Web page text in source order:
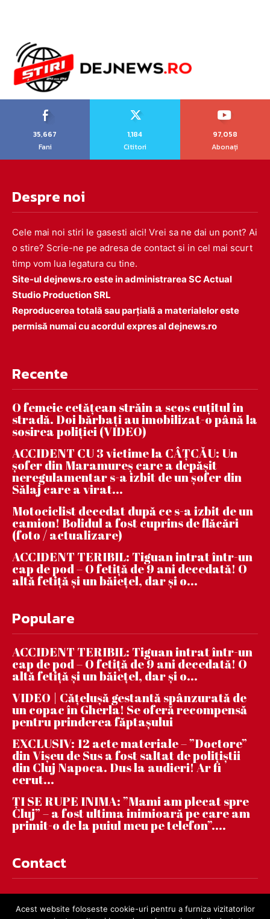
35,667
Fani
1,184
Cititori
97,058
Abonați
Despre noi
Cele mai noi stiri le gasesti aici! Vrei sa ne dai un pont? Ai
o stire? Scrie-ne pe adresa de contact si in cel mai scurt
timp vom lua legatura cu tine.
Site-ul dejnews.ro este in administrarea SC Actual
Studio Production SRL
Reproducerea totală sau parțială a materialelor este
permisă numai cu acordul expres al dejnews.ro
Recente
O femeie cetățean străin a scos cuțitul în
stradă. Doi bărbați au imobilizat-o până la
sosirea poliției (VIDEO)
ACCIDENT CU 3 victime la CÂȚCĂU: Un
șofer din Maramureș care a depășit
neregulamentar s-a izbit de un șofer din
Sălaj care a virat...
Motociclist decedat după ce s-a izbit de un
camion! Bolidul a fost cuprins de flăcări
(foto / actualizare)
ACCIDENT TERIBIL: Tiguan intrat într-un
cap de pod – O fetiță de 9 ani decedată! O
altă fetiță și un băiețel, dar și o...
Populare
ACCIDENT TERIBIL: Tiguan intrat într-un
cap de pod – O fetiță de 9 ani decedată! O
altă fetiță și un băiețel, dar și o...
VIDEO | Căţeluşă gestantă spânzurată de
un copac în Gherla! Se oferă recompensă
pentru prinderea făptaşului
EXCLUSIV: 12 acte materiale – ”Doctore”
din Vișeu de Sus a fost saltat de polițiștii
din Cluj Napoca. Dus la audieri! Ar fi
cerut...
ȚI SE RUPE INIMA: ”Mami am plecat spre
Cluj” – a fost ultima inimioară pe care am
primit-o de la puiul meu pe telefon”....
Contact
Acest website foloseste cookie-uri pentru a furniza vizitatorilor